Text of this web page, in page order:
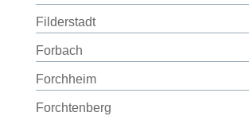
Filderstadt
Forbach
Forchheim
Forchtenberg